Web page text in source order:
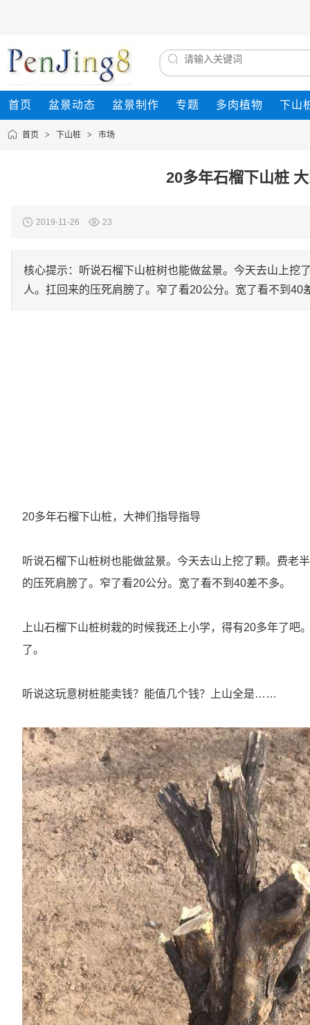
首页 盆景动态 盆景制作 专题 多肉植物 下山
首页 > 下山桩 > 市场
20多年石榴下山桩
2019-11-26 23
核心提示：听说石榴下山桩树也能做盆景。今天去山上挖
人。扛回来的压死肩膀了。窄了看20公分。宽了看不到40
20多年石榴下山桩，大神们指导指导
听说石榴下山桩树也能做盆景。今天去山上挖了颗。费老
的压死肩膀了。窄了看20公分。宽了看不到40差不多。
上山石榴下山桩树栽的时候我还上小学，得有20多年了
了。
听说这玩意树桩能卖钱？能值几个钱？上山全是……